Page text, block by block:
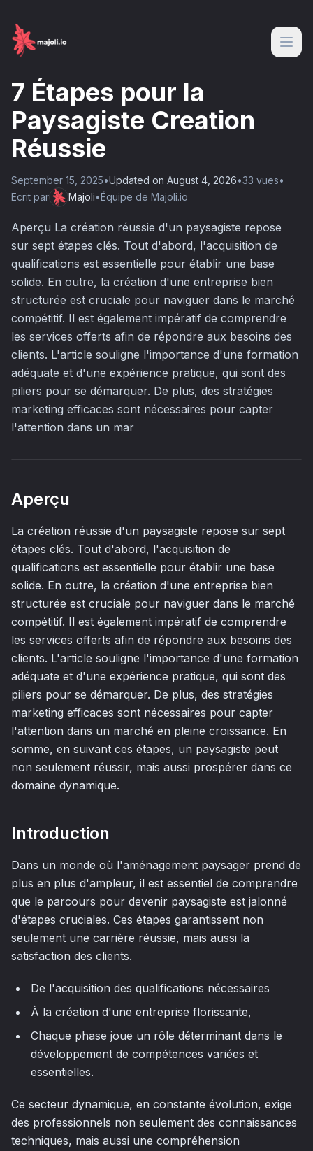
7 Étapes pour la
Paysagiste Creation
Réussie
September 15, 2025•Updated on August 4, 2026•33 vues•
Ecrit par
Majoli•Équipe de Majoli.io
Aperçu La création réussie d'un paysagiste repose
sur sept étapes clés. Tout d'abord, l'acquisition de
qualifications est essentielle pour établir une base
solide. En outre, la création d'une entreprise bien
structurée est cruciale pour naviguer dans le marché
compétitif. Il est également impératif de comprendre
les services offerts afin de répondre aux besoins des
clients. L'article souligne l'importance d'une formation
adéquate et d'une expérience pratique, qui sont des
piliers pour se démarquer. De plus, des stratégies
marketing efficaces sont nécessaires pour capter
l'attention dans un mar
Aperçu
La création réussie d'un paysagiste repose sur sept
étapes clés. Tout d'abord, l'acquisition de
qualifications est essentielle pour établir une base
solide. En outre, la création d'une entreprise bien
structurée est cruciale pour naviguer dans le marché
compétitif. Il est également impératif de comprendre
les services offerts afin de répondre aux besoins des
clients. L'article souligne l'importance d'une formation
adéquate et d'une expérience pratique, qui sont des
piliers pour se démarquer. De plus, des stratégies
marketing efficaces sont nécessaires pour capter
l'attention dans un marché en pleine croissance. En
somme, en suivant ces étapes, un paysagiste peut
non seulement réussir, mais aussi prospérer dans ce
domaine dynamique.
Introduction
Dans un monde où l'aménagement paysager prend de
plus en plus d'ampleur, il est essentiel de comprendre
que le parcours pour devenir paysagiste est jalonné
d'étapes cruciales. Ces étapes garantissent non
seulement une carrière réussie, mais aussi la
satisfaction des clients.
De l'acquisition des qualifications nécessaires
À la création d'une entreprise florissante,
Chaque phase joue un rôle déterminant dans le
développement de compétences variées et
essentielles.
Ce secteur dynamique, en constante évolution, exige
des professionnels non seulement des connaissances
techniques, mais aussi une compréhension